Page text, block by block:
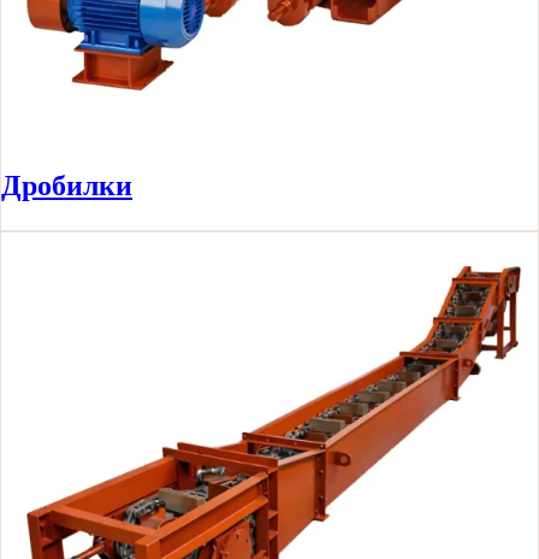
Дробилки